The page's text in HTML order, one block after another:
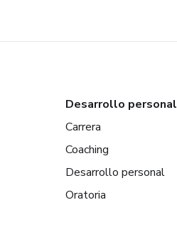
Desarrollo personal
Carrera
Coaching
Desarrollo personal
Oratoria